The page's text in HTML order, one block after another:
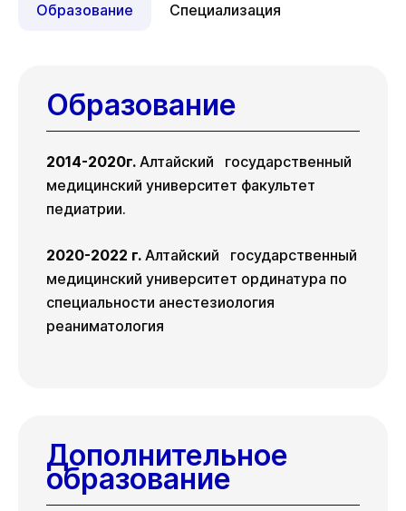
Образование Специализация
Образование
2014-2020г. Алтайский государственный
медицинский университет факультет
педиатрии.
2020-2022 г. Алтайский государственный
медицинский университет ординатура по
специальности анестезиология
реаниматология
Дополнительное
образование